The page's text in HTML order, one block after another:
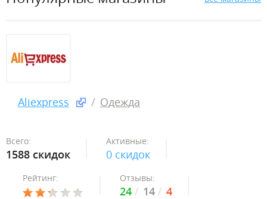
Aliexpress Одежда
Всего:
1588 скидок
Активные:
0 скидок
Рейтинг: Отзывы:
24 14 4